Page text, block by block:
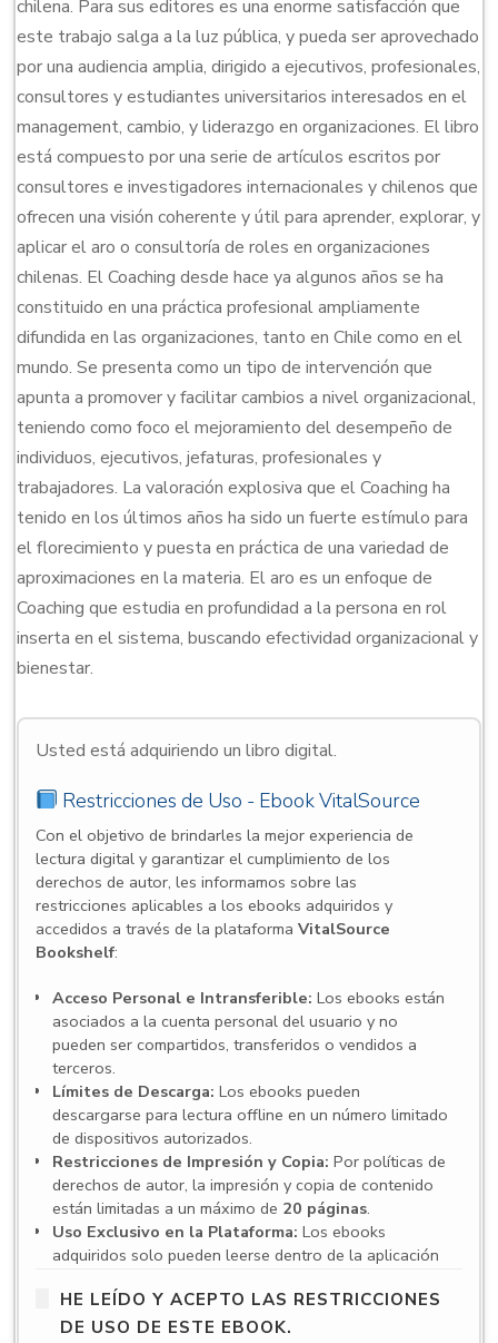
chilena. Para sus editores es una enorme satisfacción que
este trabajo salga a la luz pública, y pueda ser aprovechado
por una audiencia amplia, dirigido a ejecutivos, profesionales,
consultores y estudiantes universitarios interesados en el
management, cambio, y liderazgo en organizaciones. El libro
está compuesto por una serie de artículos escritos por
consultores e investigadores internacionales y chilenos que
ofrecen una visión coherente y útil para aprender, explorar, y
aplicar el aro o consultoría de roles en organizaciones
chilenas. El Coaching desde hace ya algunos años se ha
constituido en una práctica profesional ampliamente
difundida en las organizaciones, tanto en Chile como en el
mundo. Se presenta como un tipo de intervención que
apunta a promover y facilitar cambios a nivel organizacional,
teniendo como foco el mejoramiento del desempeño de
individuos, ejecutivos, jefaturas, profesionales y
trabajadores. La valoración explosiva que el Coaching ha
tenido en los últimos años ha sido un fuerte estímulo para
el florecimiento y puesta en práctica de una variedad de
aproximaciones en la materia. El aro es un enfoque de
Coaching que estudia en profundidad a la persona en rol
inserta en el sistema, buscando efectividad organizacional y
bienestar.
Usted está adquiriendo un libro digital.
Restricciones de Uso - Ebook VitalSource
Con el objetivo de brindarles la mejor experiencia de
lectura digital y garantizar el cumplimiento de los
derechos de autor, les informamos sobre las
restricciones aplicables a los ebooks adquiridos y
accedidos a través de la plataforma VitalSource
Bookshelf:
Acceso Personal e Intransferible: Los ebooks están
asociados a la cuenta personal del usuario y no
pueden ser compartidos, transferidos o vendidos a
terceros.
Límites de Descarga: Los ebooks pueden
descargarse para lectura offline en un número limitado
de dispositivos autorizados.
Restricciones de Impresión y Copia: Por políticas de
derechos de autor, la impresión y copia de contenido
están limitadas a un máximo de 20 páginas.
Uso Exclusivo en la Plataforma: Los ebooks
adquiridos solo pueden leerse dentro de la aplicación
crear una cuenta y utilizar la aplicación en español, ya
sea en su versión web o en las aplicaciones para
HE LEÍDO Y ACEPTO LAS RESTRICCIONES
DE USO DE ESTE EBOOK.